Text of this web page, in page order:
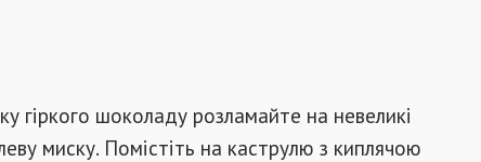
гіркого шоколаду розламайте на невеликі
миску. Помістіть на каструлю з киплячою